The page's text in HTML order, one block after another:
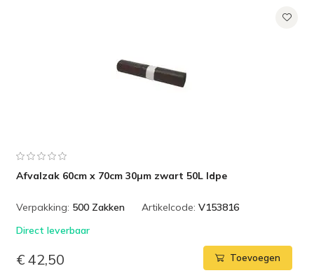
Afvalzak 60cm x 70cm 30µm zwart 50L ldpe
Verpakking: 500 Zakken Artikelcode: V153816
Direct leverbaar
€ 42,50 Toevoegen